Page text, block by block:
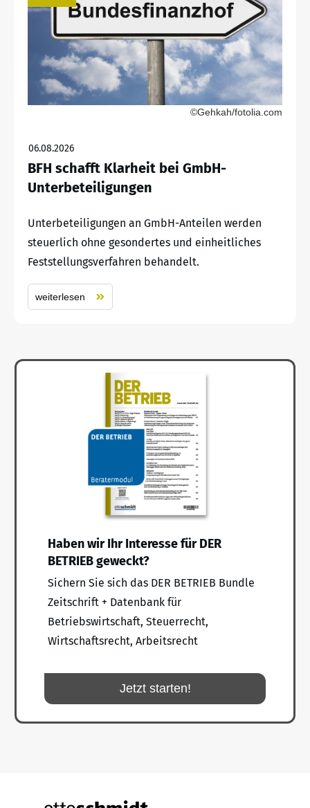
©Gehkah/fotolia.com
06.08.2026
BFH schafft Klarheit bei GmbH-
Unterbeteiligungen
Unterbeteiligungen an GmbH-Anteilen werden
steuerlich ohne gesondertes und einheitliches
Feststellungsverfahren behandelt.
weiterlesen
Haben wir Ihr Interesse für DER
BETRIEB geweckt?
Sichern Sie sich das DER BETRIEB Bundle
Zeitschrift + Datenbank für
Betriebswirtschaft, Steuerrecht,
Wirtschaftsrecht, Arbeitsrecht
Jetzt starten!